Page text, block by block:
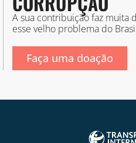
A sua contribuição faz muita
esse velho problema do
Faça uma doação